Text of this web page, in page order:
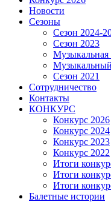
Новости
Сезоны
Сезон 2024-
Сезон 2023
Сезон 2021
Сотрудничество
Контакты
КОНКУРС
Конкурс 2026
Конкурс 2024
Конкурс 2023
Конкурс 2022
Итоги
Итоги
Итоги
Балетные истории